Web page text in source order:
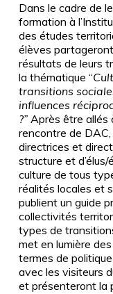
Dans le cadre de
formation à
des études
élèves
résultats de leurs
la thématique “
transitions
influences
?”Après être allés
rencontre de DAC,
directrices et
structure et d’élus/
culture de tous
réalités locales et
publient un guide
collectivités
types de
met en lumière
termes de
avec les visiteurs
et présenteront la